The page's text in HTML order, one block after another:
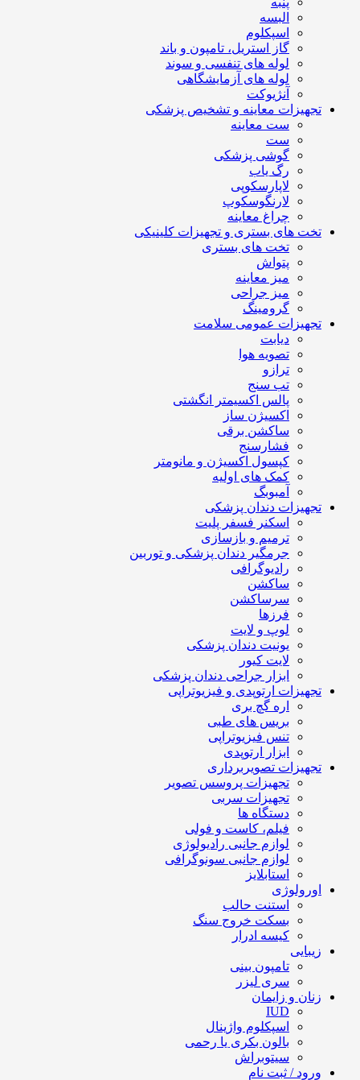
البسه
اسپکلوم
گاز استریل، تامپون و باند
لوله های تنفسی و سوند
لوله های آزمایشگاهی
آنژیوکت
تجهیزات معاینه و تشخیص پزشکی
ست معاینه
ست
گوشی پزشکی
رگ یاب
لاپارسکوپی
لارنگوسکوپ
چراغ معاینه
تخت های بستری و تجهیزات کلینیکی
تخت های بستری
پتواش
میز معاینه
میز جراحی
گرومینگ
تجهیزات عمومی سلامت
دیابت
تصویه هوا
ترازو
تب سنج
پالس اکسیمتر انگشتی
اکسیژن ساز
ساکشن برقی
فشارسنج
کپسول اکسیژن و مانومتر
کمک های اولیه
آمبوبگ
تجهیزات دندان پزشکی
اسکنر فسفر پلیت
ترمیم و بازسازی
جرمگیر دندان پزشکی و توربین
رادیوگرافی
ساکشن
سرساکشن
فرزها
لوپ و لایت
یونیت دندان پزشکی
لایت کیور
ابزار جراحی دندان پزشکی
تجهیزات ارتوپدی و فیزیوتراپی
اره گچ بری
بریس های طبی
تنس فیزیوتراپی
ابزار ارتوپدی
تجهیزات تصویربرداری
تجهیزات پروسس تصویر
تجهیزات سربی
دستگاه ها
فیلم، کاست و فولی
لوازم جانبی رادیولوژی
لوازم جانبی سونوگرافی
استابلایز
اورولوژی
استنت حالب
بسکت خروج سنگ
کیسه ادرار
زیبایی
تامپون بینی
سری لیزر
زنان و زایمان
IUD
اسپکلوم واژینال
بالون بکری یا رحمی
سیتوبراش
ورود / ثبت نام